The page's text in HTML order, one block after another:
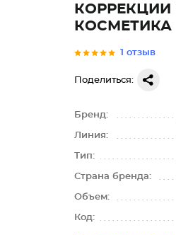
КОСМЕТИКА
1 отзыв
Поделиться:
Бренд:
Линия:
Тип:
Страна бренда:
Объем:
Код: